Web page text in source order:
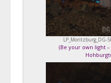
LP_Moritzburg_DG-
(Be your own light